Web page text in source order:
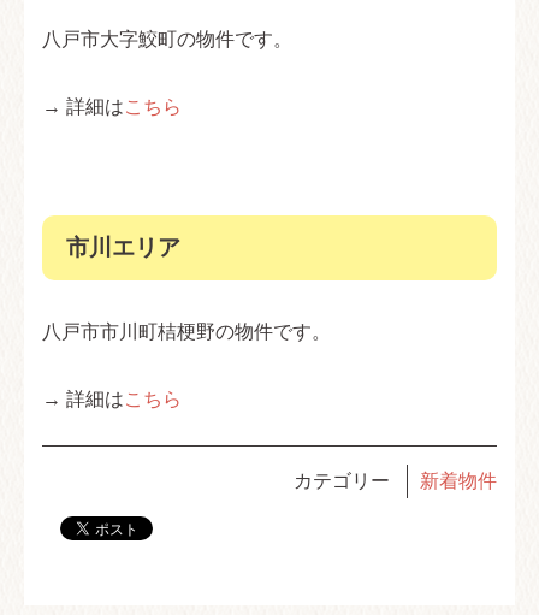
八戸市大字鮫町の物件です。
→ 詳細はこちら
市川エリア
八戸市市川町桔梗野の物件です。
→ 詳細はこちら
カテゴリー 新着物件